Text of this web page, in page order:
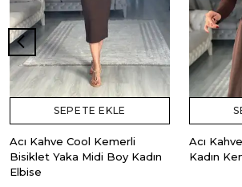
SEPETE EKLE
Acı Kahve Cool Kemerli
Bisiklet Yaka Midi Boy Kadın
Elbise
Acı
Kadın